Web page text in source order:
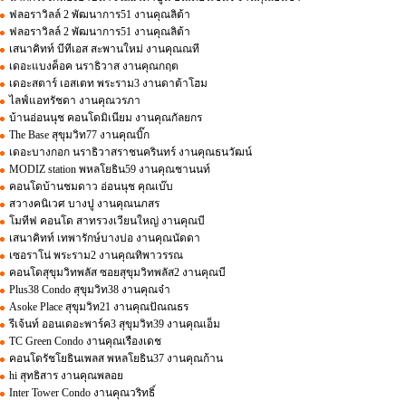
ฟลอราวิลล์ 2 พัฒนาการ51 งานคุณลิต้า
ฟลอราวิลล์ 2 พัฒนาการ51 งานคุณลิต้า
เสนาคิทท์ บีทีเอส สะพานใหม่ งานคุณณที
เดอะแบงค็อค นราธิวาส งานคุณกฤต
เดอะสตาร์ เอสเตท พระราม3 งานดาต้าโฮม
ไลฟ์แอทรัชดา งานคุณวรภา
บ้านอ่อนนุช คอนโดมิเนียม งานคุณกัลยกร
The Base สุขุมวิท77 งานคุณบิ๊ก
เดอะบางกอก นราธิวาสราชนครินทร์ งานคุณธนวัฒน์
MODIZ station พหลโยธิน59 งานคุณชานนท์
คอนโดบ้านชมดาว อ่อนนุช คุณเบ๊บ
สวางคนิเวศ บางปู งานคุณนภสร
โมทีฟ คอนโด สาทรวงเวียนใหญ่ งานคุณบี
เสนาคิทท์ เทพารักษ์บางบ่อ งานคุณนัดดา
เซอราโน่ พระราม2 งานคุณทิพาวรรณ
คอนโดสุขุมวิทพลัส ซอยสุขุมวิทพลัส2 งานคุณบี
Plus38 Condo สุขุมวิท38 งานคุณจ๋า
Asoke Place สุขุมวิท21 งานคุณปัณณธร
รีเจ้นท์ ออนเดอะพาร์ค3 สุขุมวิท39 งานคุณเอ็ม
TC Green Condo งานคุณเรืองเดช
คอนโดรัชโยธินเพลส พหลโยธิน37 งานคุณก้าน
hi สุทธิสาร งานคุณพลอย
Inter Tower Condo งานคุณวริทธิ์